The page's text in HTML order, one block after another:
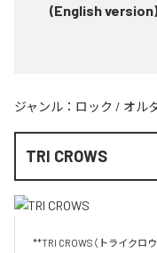
(English version)
ジャンル： ロック / オル
TRI CROWS
**TRI CROWS（トライクロ